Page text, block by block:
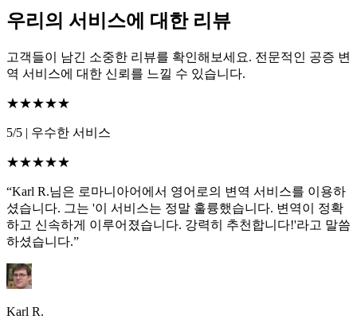
우리의 서비스에 대한 리뷰
고객들이 남긴 소중한 리뷰를 확인해보세요. 전문적인 공증 변
역 서비스에 대한 신뢰를 느낄 수 있습니다.
★★★★★
5/5 | 우수한 서비스
★★★★★
“Karl R.님은 로마니아어에서 영어로의 변역 서비스를 이용하
셨습니다. 그는 '이 서비스는 정말 훌륭했습니다. 변역이 정확
하고 신속하게 이루어졌습니다. 강력히 추천합니다!'라고 말씀
하셨습니다.”
Karl R.